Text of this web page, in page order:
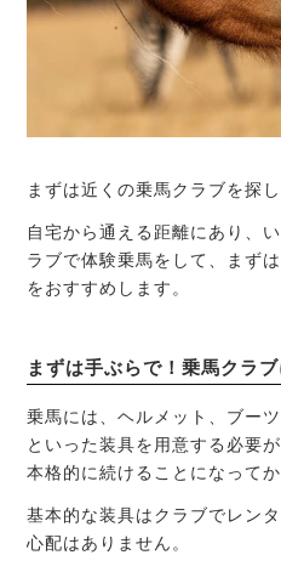
まずは近くの乗馬クラブを探
自宅から通える距離にあり、
ラブで体験乗馬をして、まず
をおすすめします。
まずは手ぶらで！乗馬クラ
乗馬には、ヘルメット、ブー
といった装具を用意する必要
本格的に続けることになってか
基本的な装具はクラブでレン
心配はありません。